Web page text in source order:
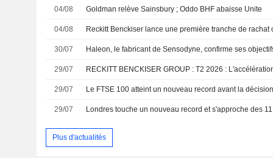
04/08 Goldman relève Sainsbury ; Oddo BHF abaisse Unite
04/08
30/07
29/07
29/07 Le FTSE 100 atteint un nouveau record avant la
29/07 Londres touche un nouveau record et s'approche des
Plus d'actualités